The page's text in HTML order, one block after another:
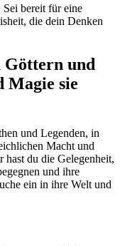
bereit für eine
die dein Denken
Göttern und
Magie sie
und Legenden, in
Macht und
du die Gelegenheit,
und ihre
ein in ihre Welt und